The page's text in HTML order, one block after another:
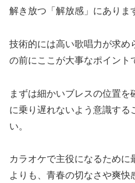
解き放つ「解放感」にありま
技術的には高い歌唱力が求め
の前にここが大事なポイント
まずは細かいブレスの位置を
に乗り遅れないよう意識する
い。
カラオケで主役になるため
よりも、青春の切なさや爽快